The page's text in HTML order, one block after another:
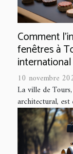
Comment
fenêtres à
international
10 novembre
La ville de
architectural, est